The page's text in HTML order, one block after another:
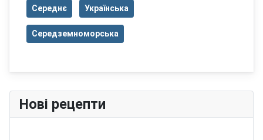
Середнє Українська
Середземноморська
Нові рецепти